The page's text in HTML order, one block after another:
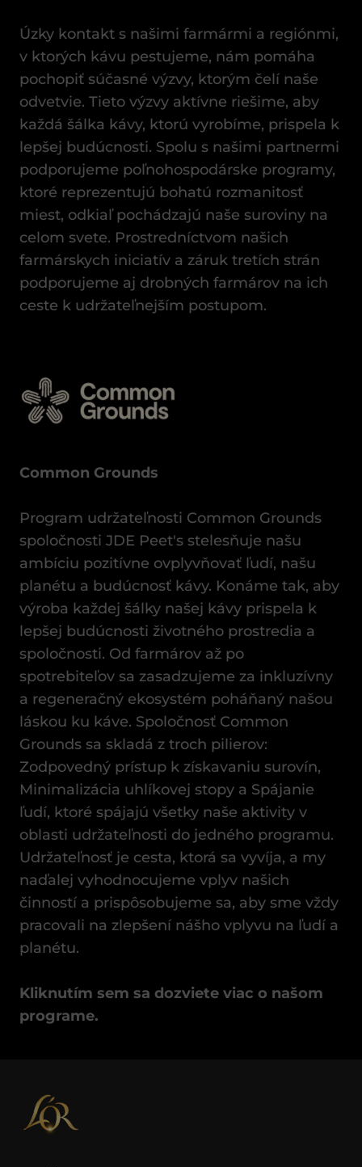
Úzky kontakt s našimi farmármi a regiónmi,
v ktorých kávu pestujeme, nám pomáha
pochopiť súčasné výzvy, ktorým čelí naše
odvetvie. Tieto výzvy aktívne riešime, aby
každá šálka kávy, ktorú vyrobíme, prispela k
lepšej budúcnosti. Spolu s našimi partnermi
podporujeme poľnohospodárske programy,
ktoré reprezentujú bohatú rozmanitosť
miest, odkiaľ pochádzajú naše suroviny na
celom svete. Prostredníctvom našich
farmárskych iniciatív a záruk tretích strán
podporujeme aj drobných farmárov na ich
ceste k udržateľnejším postupom.
Common Grounds
Program udržateľnosti Common Grounds
spoločnosti JDE Peet's stelesňuje našu
ambíciu pozitívne ovplyvňovať ľudí, našu
planétu a budúcnosť kávy. Konáme tak, aby
výroba každej šálky našej kávy prispela k
lepšej budúcnosti životného prostredia a
spoločnosti. Od farmárov až po
spotrebiteľov sa zasadzujeme za inkluzívny
a regeneračný ekosystém poháňaný našou
láskou ku káve. Spoločnosť Common
Grounds sa skladá z troch pilierov:
Zodpovedný prístup k získavaniu surovín,
Minimalizácia uhlíkovej stopy a Spájanie
ľudí, ktoré spájajú všetky naše aktivity v
oblasti udržateľnosti do jedného programu.
Udržateľnosť je cesta, ktorá sa vyvíja, a my
naďalej vyhodnocujeme vplyv našich
činností a prispôsobujeme sa, aby sme vždy
pracovali na zlepšení nášho vplyvu na ľudí a
planétu.
Kliknutím sem sa dozviete viac o našom
programe.